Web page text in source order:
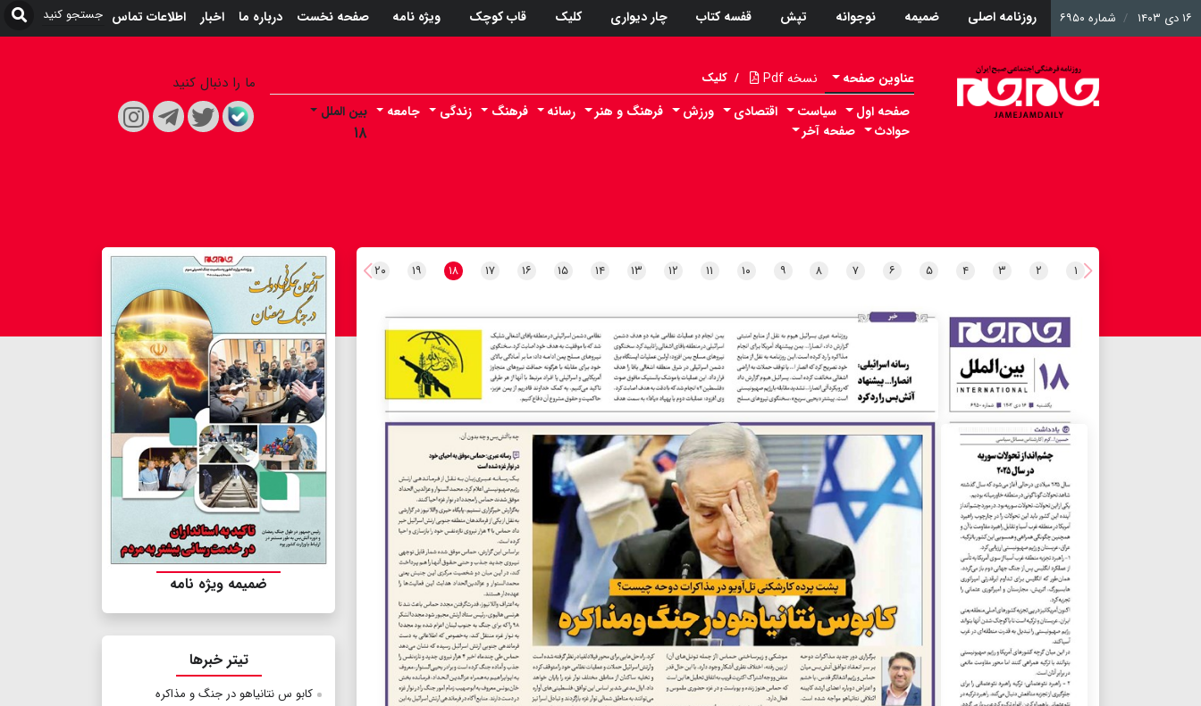
۱۶ دی ۱۴۰۳ شماره ۶۹۵۰ روزنامه اصلی ضمیمه نوجوانه تپش قفسه کتاب چار دیواری کلیک قاب کوچک ویژه نامه صفحه نخست درباره ما اخبار اطلاعات تماس
عناوین صفحه نسخه Pdf / کلیک
صفحه اول سیاست اقتصادی ورزش فرهنگ و هنر رسانه فرهنگ زندگی جامعه بین الملل
۱۸ حوادث صفحه آخر
ما را دنبال کنید
۱ ۲ ۳ ۴ ۵ ۶ ۷ ۸ ۹ ۱۰ ۱۱ ۱۲ ۱۳ ۱۴ ۱۵ ۱۶ ۱۷ ۱۸ ۱۹ ۲۰
ضمیمه ویژه نامه
تیتر خبرها
کابو س نتانیاهو در جنگ و مذاکره